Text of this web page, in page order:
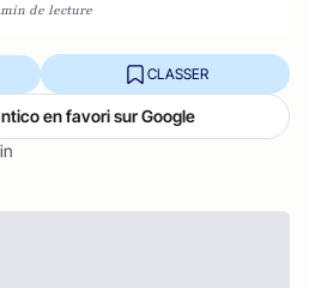
min de lecture
CLASSER
en favori sur Google